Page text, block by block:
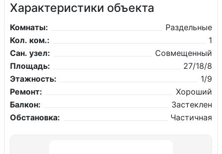
Характеристики объекта
Комнаты:
Раздельные
Кол. ком.:
1
Сан. узел:
Совмещенный
Площадь:
27/18/8
Этажность:
1/9
Ремонт:
Хороший
Балкон:
Застеклен
Обстановка:
Частичная